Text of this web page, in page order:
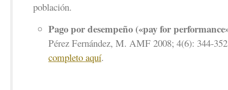
población.
Pago por desempeño («pay for
Pérez Fernández, M. AMF 2008; 4(6): 344-
completo aquí.